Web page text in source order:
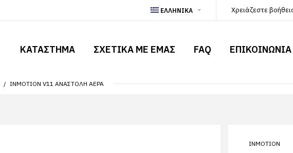
ΕΛΛΗΝΙΚA Χρειάζεστε
ΚΑΤΑΣΤΗΜΑ ΣΧΕΤΙΚΆ ΜΕ ΕΜΆΣ FAQ ΕΠΙΚΟΙΝΩΝΙΑ
INMOTION V11 ΑΝΑΣΤΟΛΉ ΑΈΡΑ
INMOTION